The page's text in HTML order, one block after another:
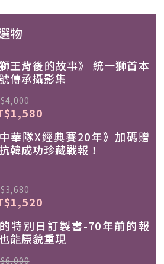
物
獅王背後的故事》 統一獅首本
傳承攝影集
中華隊X經典賽20年》加碼贈
韓成功珍藏戰報！
特別日訂製書-70年前的報
能原貌重現